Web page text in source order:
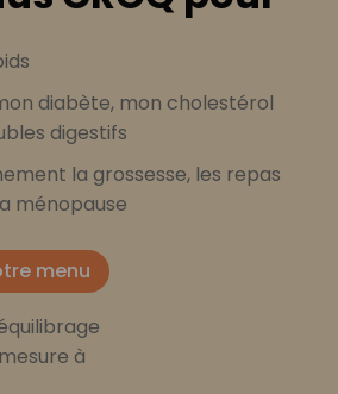
diabète, mon cholestérol
digestifs
la grossesse, les repas
ménopause
menu
à